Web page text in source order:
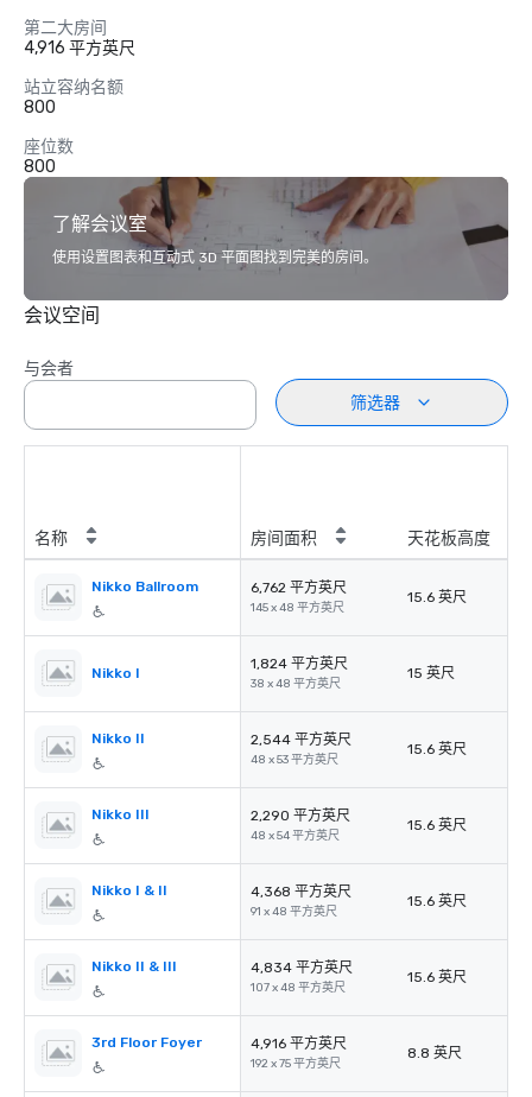
第二大房间
4,916 平方英尺
站立容纳名额
800
座位数
800
了解会议室
使用设置图表和互动式 3D 平面图找到完美的房间。
会议空间
与会者
筛选器
名称 房间面积 天花板高度
Nikko Ballroom 6,762 平方英尺
145 x 48 平方英尺
15.6 英尺
Nikko I
1,824 平方英尺
38 x 48 平方英尺
15 英尺
Nikko II 2,544 平方英尺
48 x 53 平方英尺
15.6 英尺
Nikko III 2,290 平方英尺
48 x 54 平方英尺
15.6 英尺
Nikko I & II 4,368 平方英尺
91 x 48 平方英尺
15.6 英尺
Nikko II & III 4,834 平方英尺
107 x 48 平方英尺
15.6 英尺
3rd Floor Foyer 4,916 平方英尺
192 x 75 平方英尺
8.8 英尺